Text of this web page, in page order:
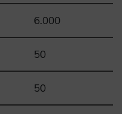
6.000
50
50